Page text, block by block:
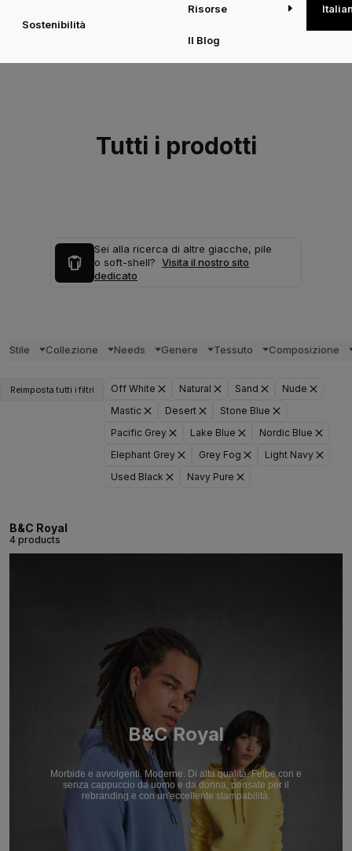
Sostenibilità
Risorse
Il Blog
Tutti i prodotti
Sei alla ricerca di altre giacche, pile
o soft-shell? Visita il nostro sito
dedicato
Stile Collezione Needs Genere Tessuto Composizione
Reimposta tutti i filtri Off White Natural Sand
Nude
Mastic
Desert
Stone Blue
Pacific Grey
Lake Blue
Nordic Blue
Elephant Grey
Grey Fog
Light Navy
Used Black
Navy Pure
B&C Royal
4 products
B&C Royal
Morbide e avvolgenti. Moderne. Di alta qualità. Felpe con e
senza cappuccio da uomo e da donna, pensate per il
rebranding e con un'eccellente stampabilità.